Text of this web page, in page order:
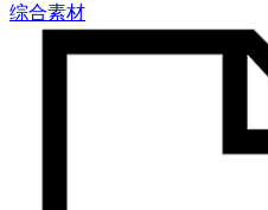
综合素材